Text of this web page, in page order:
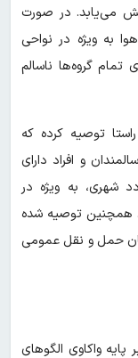
می‌یابد. در صورت
به ویژه در نواحی
تمام گروه‌ها ناسالم
توصیه کرده که
و افراد دارای
شهری، به ویژه در
همچنین توصیه شده
حمل و نقل عمومی
واکاوی الگوهای